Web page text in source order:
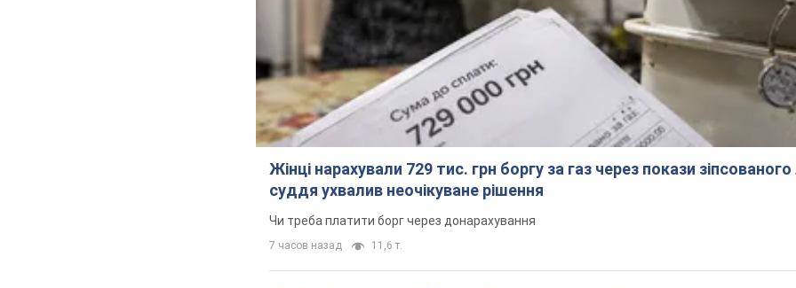
Жінці нарахували 729 тис. грн боргу за газ через покази
суддя ухвалив неочікуване рішення
Чи треба платити борг через донарахування
7 часов назад 11,6 т.